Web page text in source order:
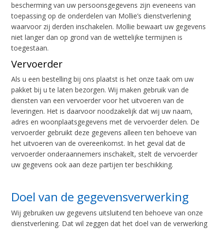
bescherming van uw persoonsgegevens zijn eveneens van
toepassing op de onderdelen van Mollie’s dienstverlening
waarvoor zij derden inschakelen. Mollie bewaart uw gegevens
niet langer dan op grond van de wettelijke termijnen is
toegestaan.
Vervoerder
Als u een bestelling bij ons plaatst is het onze taak om uw
pakket bij u te laten bezorgen. Wij maken gebruik van de
diensten van een vervoerder voor het uitvoeren van de
leveringen. Het is daarvoor noodzakelijk dat wij uw naam,
adres en woonplaatsgegevens met de vervoerder delen. De
vervoerder gebruikt deze gegevens alleen ten behoeve van
het uitvoeren van de overeenkomst. In het geval dat de
vervoerder onderaannemers inschakelt, stelt de vervoerder
uw gegevens ook aan deze partijen ter beschikking.
Doel van de gegevensverwerking
Wij gebruiken uw gegevens uitsluitend ten behoeve van onze
dienstverlening. Dat wil zeggen dat het doel van de verwerking